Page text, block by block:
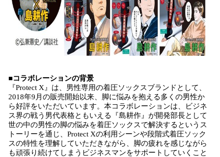
■コラボレーションの背景
『Protect X』は、男性専用の着圧ソックスブランドとして、
2018年9月の販売開始以来、脚に悩みを抱える多くの男性か
ら好評をいただいています。本コラボレーションは、ビジネ
ス界の戦う男代表格ともいえる『島耕作』が開発部長として
世の中の男性の脚の悩みを着圧ソックスで解決するというス
トーリーを通じ、Protect Xの利用シーンや段階式着圧ソック
スの特性を理解していただきながら、脚の疲れを感じながら
も頑張り続けてしまうビジネスマンをサポートしていくこと